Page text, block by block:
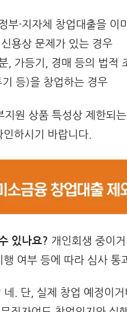
부·지자체 창업대출을 이
용상 문제가 있는 경우
, 가등기, 경매 등의 법적
등)을 창업하는 경우
지원 상품 특성상 제한되
하시기 바랍니다.
있나요? 개인회생 중이
여부 등에 따라 심사 통
네. 단, 실제 창업 예정이